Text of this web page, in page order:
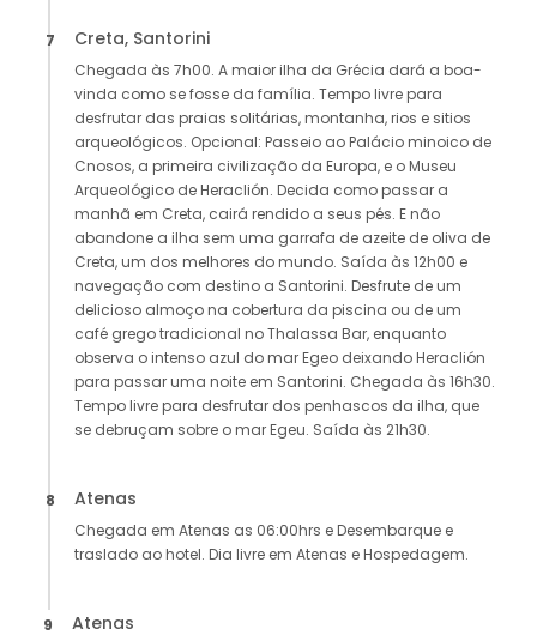
7 Creta, Santorini
Chegada às 7h00. A maior ilha da Grécia dará a boa-
vinda como se fosse da família. Tempo livre para
desfrutar das praias solitárias, montanha, rios e sitios
arqueológicos. Opcional: Passeio ao Palácio minoico de
Cnosos, a primeira civilização da Europa, e o Museu
Arqueológico de Heraclión. Decida como passar a
manhã em Creta, cairá rendido a seus pés. E não
abandone a ilha sem uma garrafa de azeite de oliva de
Creta, um dos melhores do mundo. Saída às 12h00 e
navegação com destino a Santorini. Desfrute de um
delicioso almoço na cobertura da piscina ou de um
café grego tradicional no Thalassa Bar, enquanto
observa o intenso azul do mar Egeo deixando Heraclión
para passar uma noite em Santorini. Chegada às 16h30.
Tempo livre para desfrutar dos penhascos da ilha, que
se debruçam sobre o mar Egeu. Saída às 21h30.
8 Atenas
Chegada em Atenas as 06:00hrs e Desembarque e
traslado ao hotel. Dia livre em Atenas e Hospedagem.
9 Atenas